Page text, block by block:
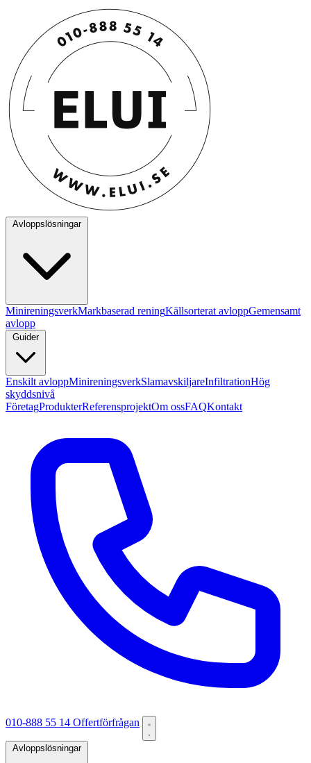
Avloppslösningar
MinireningsverkMarkbaserad reningKällsorterat avloppGemensamt
avlopp
Guider
Enskilt avloppMinireningsverkSlamavskiljareInfiltrationHög
skyddsnivå
FöretagProdukterReferensprojektOm ossFAQKontakt
010-888 55 14 Offertförfrågan
Avloppslösningar